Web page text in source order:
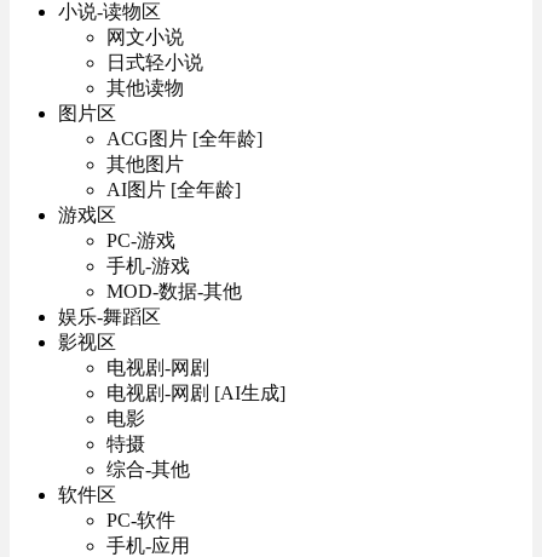
小说-读物区
网文小说
日式轻小说
其他读物
图片区
ACG图片 [全年龄]
其他图片
AI图片 [全年龄]
游戏区
PC-游戏
手机-游戏
MOD-数据-其他
娱乐-舞蹈区
影视区
电视剧-网剧
电视剧-网剧 [AI生成]
电影
特摄
综合-其他
软件区
PC-软件
手机-应用